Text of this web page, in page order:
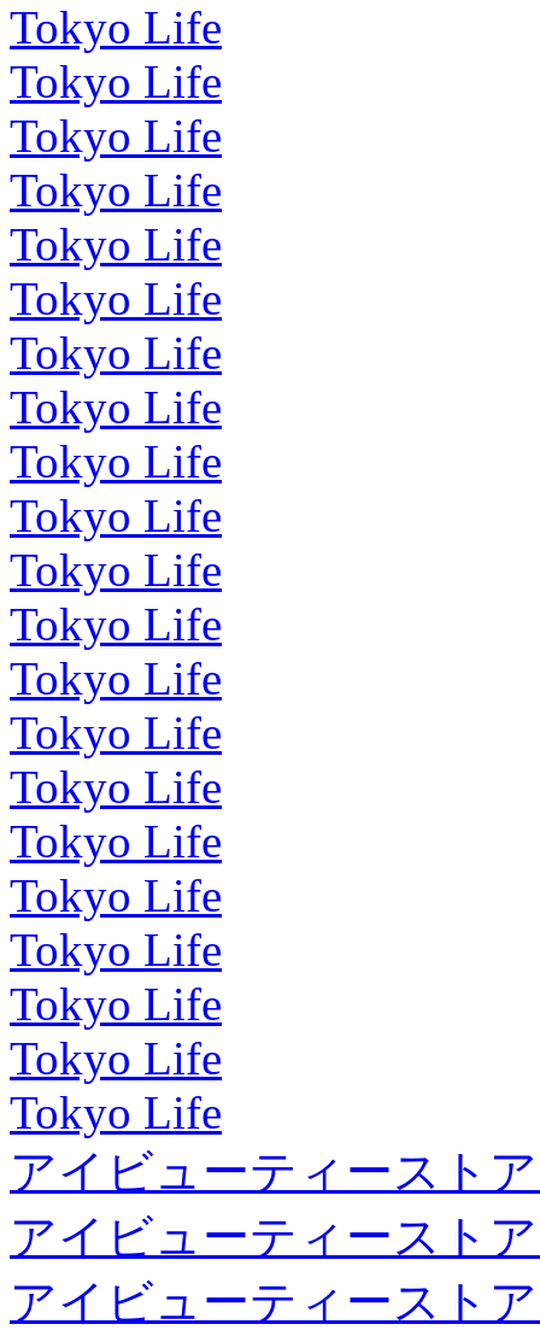
Tokyo Life
Tokyo Life
Tokyo Life
Tokyo Life
Tokyo Life
Tokyo Life
Tokyo Life
Tokyo Life
Tokyo Life
Tokyo Life
Tokyo Life
Tokyo Life
Tokyo Life
Tokyo Life
Tokyo Life
Tokyo Life
Tokyo Life
Tokyo Life
Tokyo Life
Tokyo Life
Tokyo Life
アイビューティースト
アイビューティースト
アイビューティースト